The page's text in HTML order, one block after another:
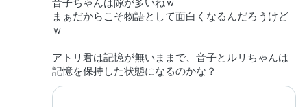
まぁだからこそ物語として面白くなるんだろうけど
ｗ
アトリ君は記憶が無いままで、音子とルリちゃんは
記憶を保持した状態になるのかな？